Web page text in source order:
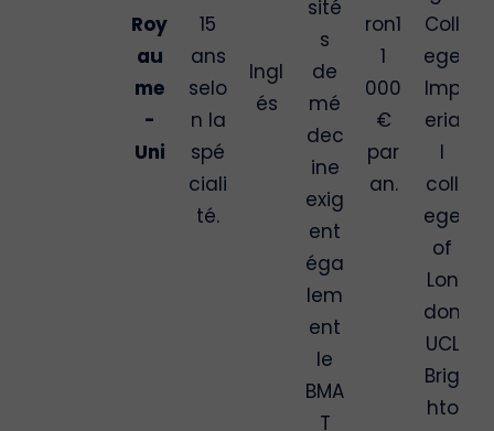
Roy
au
me
-
Uni
15
ans
selo
n la
spé
ciali
té.
Ingl
és
sité
s
de
mé
dec
ine
exig
ent
éga
lem
ent
le
BMA
T
ron1
1
000
€
par
an.
Coll
ege
Imp
eria
l
coll
ege
of
Lon
don
UCL
Brig
hto